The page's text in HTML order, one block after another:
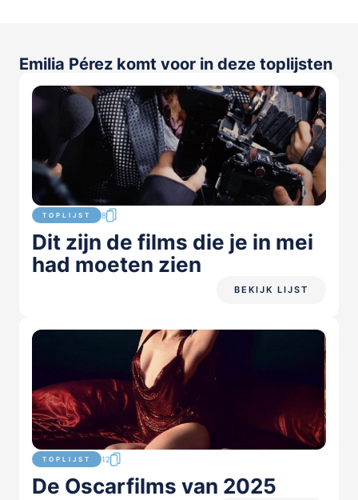
Emilia Pérez komt voor in deze toplijsten
TOPLIJST 8
Dit zijn de films die je in mei
had moeten zien
BEKIJK LIJST
TOPLIJST 12
De Oscarfilms van 2025